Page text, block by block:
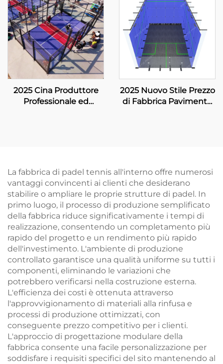
padel 2024 Eccellente
Design Campi Paddle
Esterni 003
Campo Paddle Singolo
Campo Padel 004
2025 Cina Produttore
Professionale ed
2025 Nuovo Stile Prezzo
di Fabbrica Pavimento
La fabbrica di padel tennis all'interno offre numerosi
vantaggi convincenti ai clienti che desiderano
stabilire o ampliare le proprie strutture di padel. In
primo luogo, il processo di produzione semplificato
della fabbrica riduce significativamente i tempi di
realizzazione, consentendo un completamento più
rapido del progetto e un rendimento più rapido
dell'investimento. L'ambiente di produzione
controllato garantisce una qualità uniforme su tutti i
componenti, eliminando le variazioni che
potrebbero verificarsi nella costruzione esterna.
L'efficienza dei costi è ottenuta attraverso
l'approvvigionamento di materiali alla rinfusa e
processi di produzione ottimizzati, con
conseguente prezzo competitivo per i clienti.
L'approccio di progettazione modulare della
fabbrica consente una facile personalizzazione per
soddisfare i requisiti specifici del sito mantenendo al